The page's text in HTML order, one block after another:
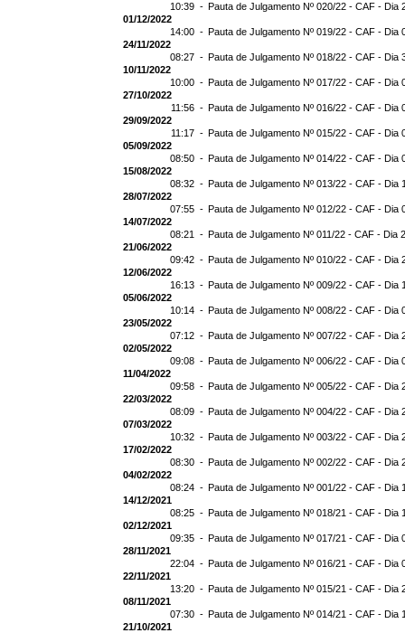
10:39 - Pauta de Julgamento Nº 020/22 - CAF - Dia
01/12/2022
14:00 - Pauta de Julgamento Nº 019/22 - CAF - Dia
24/11/2022
08:27 - Pauta de Julgamento Nº 018/22 - CAF - Dia
10/11/2022
10:00 - Pauta de Julgamento Nº 017/22 - CAF - Dia
27/10/2022
11:56 - Pauta de Julgamento Nº 016/22 - CAF - Dia
29/09/2022
11:17 - Pauta de Julgamento Nº 015/22 - CAF - Dia
05/09/2022
08:50 - Pauta de Julgamento Nº 014/22 - CAF - Dia
15/08/2022
08:32 - Pauta de Julgamento Nº 013/22 - CAF - Dia
28/07/2022
07:55 - Pauta de Julgamento Nº 012/22 - CAF - Dia
14/07/2022
08:21 - Pauta de Julgamento Nº 011/22 - CAF - Dia
21/06/2022
09:42 - Pauta de Julgamento Nº 010/22 - CAF - Dia
12/06/2022
16:13 - Pauta de Julgamento Nº 009/22 - CAF - Dia
05/06/2022
10:14 - Pauta de Julgamento Nº 008/22 - CAF - Dia
23/05/2022
07:12 - Pauta de Julgamento Nº 007/22 - CAF - Dia
02/05/2022
09:08 - Pauta de Julgamento Nº 006/22 - CAF - Dia
11/04/2022
09:58 - Pauta de Julgamento Nº 005/22 - CAF - Dia
22/03/2022
08:09 - Pauta de Julgamento Nº 004/22 - CAF - Dia
07/03/2022
10:32 - Pauta de Julgamento Nº 003/22 - CAF - Dia
17/02/2022
08:30 - Pauta de Julgamento Nº 002/22 - CAF - Dia
04/02/2022
08:24 - Pauta de Julgamento Nº 001/22 - CAF - Dia
14/12/2021
08:25 - Pauta de Julgamento Nº 018/21 - CAF - Dia
02/12/2021
09:35 - Pauta de Julgamento Nº 017/21 - CAF - Dia
28/11/2021
22:04 - Pauta de Julgamento Nº 016/21 - CAF - Dia
22/11/2021
13:20 - Pauta de Julgamento Nº 015/21 - CAF - Dia
08/11/2021
07:30 - Pauta de Julgamento Nº 014/21 - CAF - Dia
21/10/2021